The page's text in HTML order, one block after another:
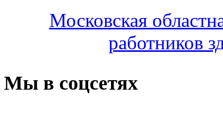
Московская
работников
Мы в соцсетях